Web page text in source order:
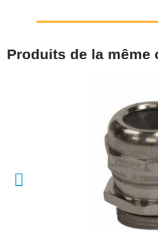
Produits de la même